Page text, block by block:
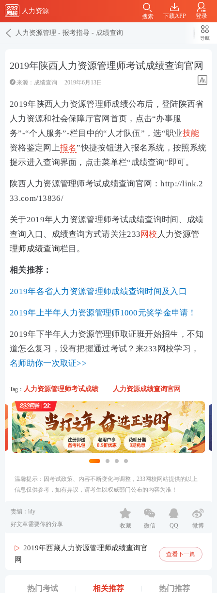
人力资源
下载APP 登录
搜索
人力资源管理 - 报考指导 - 成绩查询
导航
2019年陕西人力资源管理师考试成绩查询官网
来源： 成绩查询 2019年6月13日
2019年陕西人力资源管理师成绩公布后，登陆陕西省
人力资源和社会保障厅官网首页，点击“办事服
务”-“个人服务”-栏目中的“人才队伍”，选“职业技能
资格鉴定网上报名”快捷按钮进入报名系统，按照系统
提示进入查询界面，点击菜单栏“成绩查询”即可。
陕西人力资源管理师考试成绩查询官网：http://link.2
33.com/13836/
关于2019年人力资源管理师考试成绩查询时间、成绩
查询入口、成绩查询方式请关注233网校 人力资源管
理师成绩查询栏目。
相关推荐：
2019年各省人力资源管理师成绩查询时间及入口
2019年上半年人力资源管理师1000元奖学金申请！
2019年下半年人力资源管理师取证班开始招生，不知
道怎么复习，没有把握通过考试？来233网校学习，
名师助你一次取证>>
Tag： 人力资源管理师考试成绩 人力资源成绩查询官网
温馨提示：因考试政策、内容不断变化与调整，233网校网站提供的以上
信息仅供参考，如有异议，请考生以权威部门公布的内容为准！
责编：ldy
好文章需要你的分享
收藏 微信 QQ 微博
2019年西藏人力资源管理师成绩查询官
网
查看下一篇
热门考试 相关推荐 热门推荐